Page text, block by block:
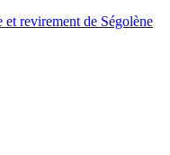
et revirement de Ségolène